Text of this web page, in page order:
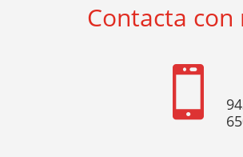
Contacta
